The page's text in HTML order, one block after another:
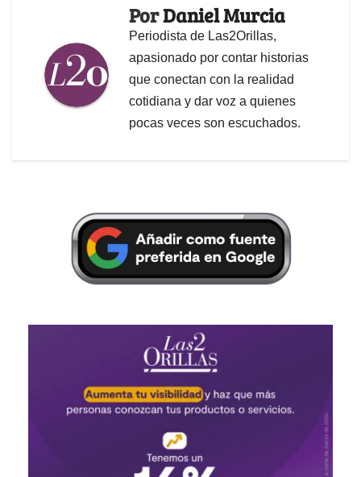
PorDaniel Murcia
Periodista de Las2Orillas,
apasionado por contar historias
que conectan con la realidad
cotidiana y dar voz a quienes
pocas veces son escuchados.